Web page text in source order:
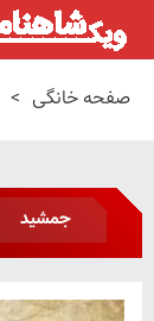
صفحه خانگی >
جمشید